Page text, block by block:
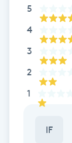
Coachning
Color correction
Cryoterapi
5
4
3
2
1
IF